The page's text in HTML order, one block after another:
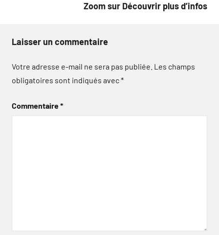
Zoom sur Découvrir plus d’infos
Laisser un commentaire
Votre adresse e-mail ne sera pas publiée. Les champs
obligatoires sont indiqués avec*
Commentaire*